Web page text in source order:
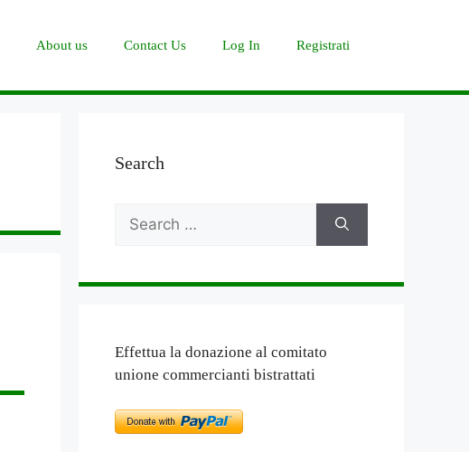
About us Contact Us Log In Registrati
Search
Search
for:
Effettua la donazione al comitato
unione commercianti bistrattati